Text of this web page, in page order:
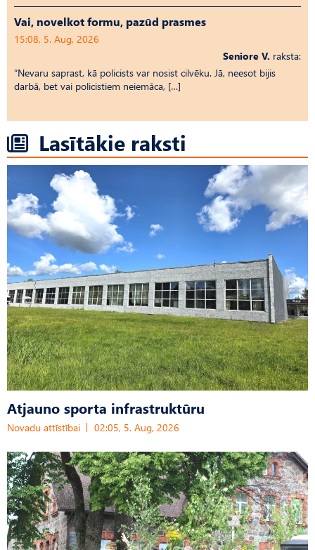
Vai, novelkot formu, pazūd prasmes
15:08, 5. Aug, 2026
Seniore V. raksta:
“Nevaru saprast, kā policists var nosist cilvēku. Jā, neesot bijis
darbā, bet vai policistiem neiemāca, […]
Lasītākie raksti
Atjauno sporta infrastruktūru
Novadu attīstībai 02:05, 5. Aug, 2026